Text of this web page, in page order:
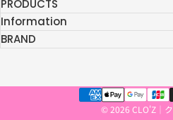
PRODUCTS
Information
BRAND
© 2026 CLO'Z｜